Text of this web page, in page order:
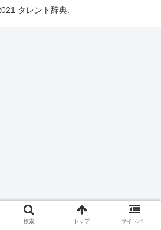
タレント辞典.
検索 トップ サイドバー